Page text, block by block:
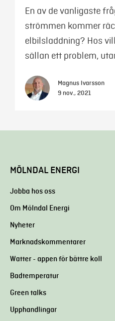
En av de vanligaste
strömmen kommer
elbilsladdning? Hos
sällan ett problem,
Magnus Ivarsson
9 nov., 2021
MÖLNDAL ENERGI
Jobba hos oss
Om Mölndal Energi
Nyheter
Marknadskommentarer
Watter - appen för bättre koll
Badtemperatur
Green talks
Upphandlingar